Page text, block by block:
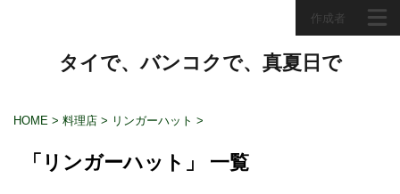
作成者
タイで、バンコクで、真夏日で
HOME > 料理店 > リンガーハット >
「リンガーハット」 一覧